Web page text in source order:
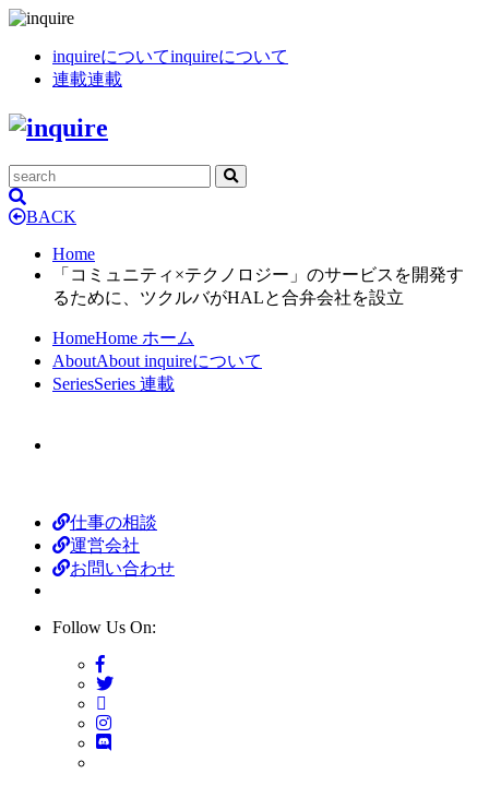
inquireについてinquireについて
連載連載
BACK
Home
「コミュニティ×テクノロジー」のサービスを開発す
るために、ツクルバがHALと合弁会社を設立
HomeHome ホーム
AboutAbout inquireについて
SeriesSeries 連載
仕事の相談
運営会社
お問い合わせ
Follow Us On: